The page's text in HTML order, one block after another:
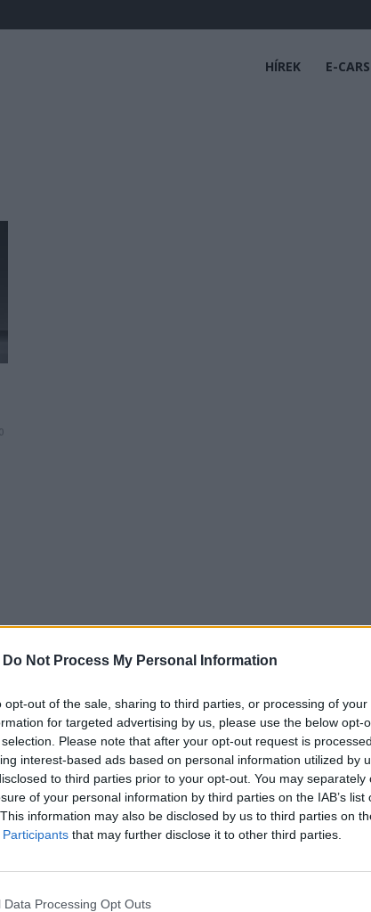
Do Not Process My Personal Information
opt-out of the sale, sharing to third parties, or processing of
for targeted advertising by us, please use the below opt-
Please note that after your opt-out request is
interest-based ads based on personal information utilized by
to third parties prior to your opt-out. You may separately
of your personal information by third parties on the IAB’s list
information may also be disclosed by us to third parties on
that may further disclose it to other third parties.
Data Processing Opt Outs
HÍREK E-
0